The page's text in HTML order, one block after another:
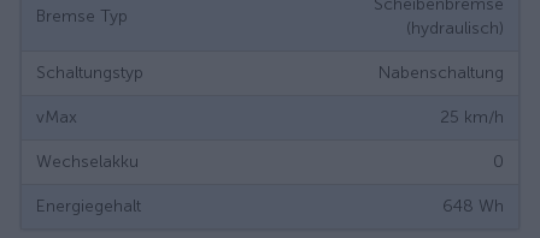
Bremse Typ
(hydraulisch)
Schaltungstyp Nabenschaltung
vMax 25 km/h
Wechselakku 0
Energiegehalt 648 Wh